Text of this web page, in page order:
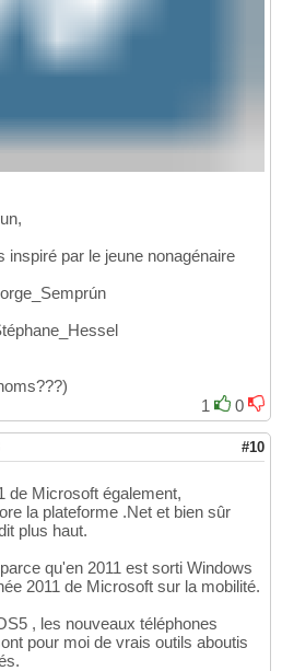
inspiré par le jeune nonagénaire
1
0
#10
de Microsoft également,
la plateforme .Net et bien sûr
plus haut.
qu'en 2011 est sorti Windows
2011 de Microsoft sur la mobilité.
, les nouveaux téléphones
pour moi de vrais outils aboutis